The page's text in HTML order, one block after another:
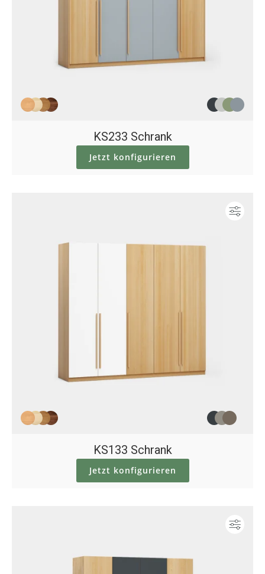
KS233 Schrank
Jetzt konfigurieren
KS133 Schrank
Jetzt konfigurieren